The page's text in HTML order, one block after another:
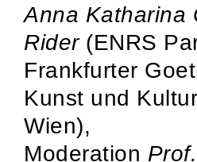
Anna Katharina
Rider(ENRS
Frankfurter
Kunst und
Wien),
Moderation